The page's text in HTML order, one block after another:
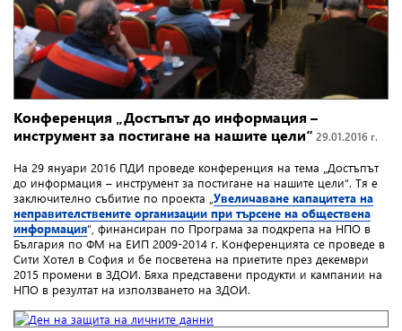
Конференция „Достъпът до информация –
инструмент за постигане на нашите цели“ 29.01.2016 г.
На 29 януари 2016 ПДИ проведе конференция на тема „Достъпът
до информация – инструмент за постигане на нашите цели“. Тя е
заключително събитие по проекта „ Увеличаване капацитета на
неправителствените организации при търсене на обществена
информация“, финансиран по Програма за подкрепа на НПО в
България по ФМ на ЕИП 2009-2014 г. Конференцията се проведе в
Сити Хотел в София и бе посветена на приетите през декември
2015 промени в ЗДОИ. Бяха представени продукти и кампании на
НПО в резултат на използването на ЗДОИ.